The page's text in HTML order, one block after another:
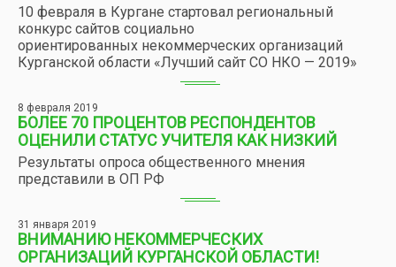
10 февраля в Кургане стартовал региональный
конкурс сайтов социально
ориентированных некоммерческих организаций
Курганской области «Лучший сайт СО НКО — 2019»
8 февраля 2019
БОЛЕЕ 70 ПРОЦЕНТОВ РЕСПОНДЕНТОВ
ОЦЕНИЛИ СТАТУС УЧИТЕЛЯ КАК НИЗКИЙ
Результаты опроса общественного мнения
представили в ОП РФ
31 января 2019
ВНИМАНИЮ НЕКОММЕРЧЕСКИХ
ОРГАНИЗАЦИЙ КУРГАНСКОЙ ОБЛАСТИ!